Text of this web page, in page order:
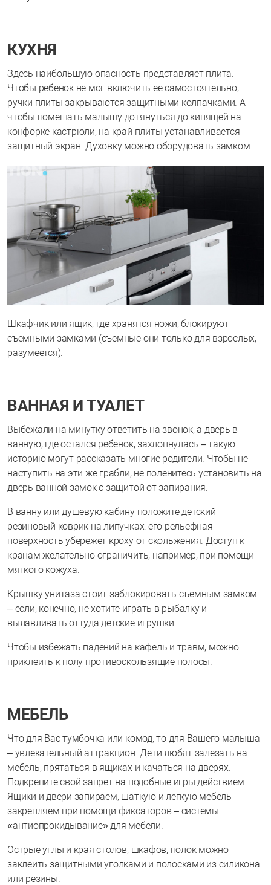
КУХНЯ
Здесь наибольшую опасность представляет плита.
Чтобы ребенок не мог включить ее самостоятельно,
ручки плиты закрываются защитными колпачками. А
чтобы помешать малышу дотянуться до кипящей на
конфорке кастрюли, на край плиты устанавливается
защитный экран. Духовку можно оборудовать замком.
Шкафчик или ящик, где хранятся ножи, блокируют
съемными замками (съемные они только для взрослых,
разумеется).
ВАННАЯ И ТУАЛЕТ
Выбежали на минутку ответить на звонок, а дверь в
ванную, где остался ребенок, захлопнулась – такую
историю могут рассказать многие родители. Чтобы не
наступить на эти же грабли, не поленитесь установить на
дверь ванной замок с защитой от запирания.
В ванну или душевую кабину положите детский
резиновый коврик на липучках: его рельефная
поверхность убережет кроху от скольжения. Доступ к
кранам желательно ограничить, например, при помощи
мягкого кожуха.
Крышку унитаза стоит заблокировать съемным замком
– если, конечно, не хотите играть в рыбалку и
вылавливать оттуда детские игрушки.
Чтобы избежать падений на кафель и травм, можно
приклеить к полу противоскользящие полосы.
МЕБЕЛЬ
Что для Вас тумбочка или комод, то для Вашего малыша
– увлекательный аттракцион. Дети любят залезать на
мебель, прятаться в ящиках и качаться на дверях.
Подкрепите свой запрет на подобные игры действием.
Ящики и двери запираем, шаткую и легкую мебель
закрепляем при помощи фиксаторов – системы
«антиопрокидывание» для мебели.
Острые углы и края столов, шкафов, полок можно
заклеить защитными уголками и полосками из силикона
или резины.